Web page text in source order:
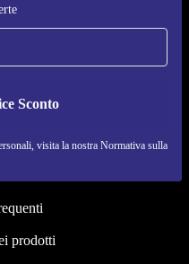
Sconto
visita la nostra Normativa sulla
prodotti